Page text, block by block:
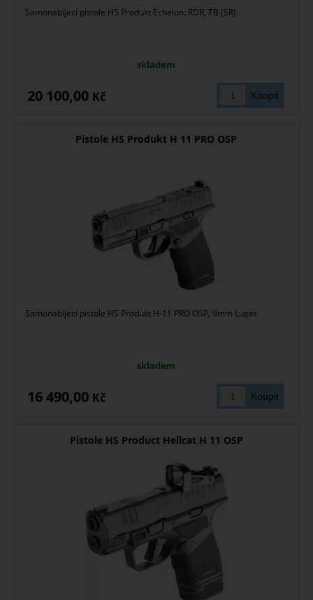
Samonabíjecí pistole HS Produkt Echelon, RDR, TB (SR)
skladem
20 100,00 Kč
Pistole HS Produkt H 11 PRO OSP
Samonabíjecí pistole HS Produkt H-11 PRO OSP, 9mm Luger
skladem
16 490,00 Kč
Pistole HS Product Hellcat H 11 OSP